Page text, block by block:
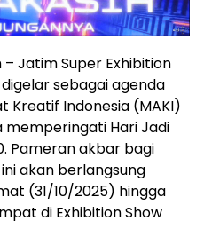
Jatim Super Exhibition
digelar sebagai agenda
Kreatif Indonesia (MAKI)
Hari Jadi
Pameran akbar bagi
akan berlangsung
(31/10/2025) hingga
di Exhibition Show